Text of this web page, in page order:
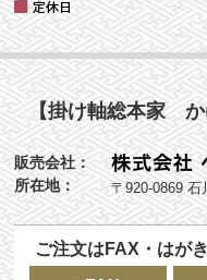
【掛け軸総本家
販売会社：
所在地：
〒920-0869
ご注文はFAX・はが